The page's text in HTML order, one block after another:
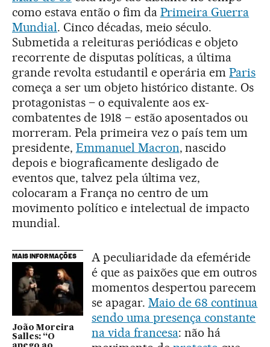
como estava então o fim da Primeira Guerra
Mundial. Cinco décadas, meio século.
Submetida a releituras periódicas e objeto
recorrente de disputas políticas, a última
grande revolta estudantil e operária emParis
começa a ser um objeto histórico distante. Os
protagonistas – o equivalente aos ex-
combatentes de 1918 – estão aposentados ou
morreram. Pela primeira vez o país tem um
presidente, Emmanuel Macron, nascido
depois e biograficamente desligado de
eventos que, talvez pela última vez,
colocaram a França no centro de um
movimento político e intelectual de impacto
mundial.
MAIS INFORMAÇÕES
João Moreira
Salles: “O
A peculiaridade da efeméride
é que as paixões que em outros
momentos despertou parecem
se apagar. Maio de 68 continua
sendo uma presença constante
na vida francesa: não há